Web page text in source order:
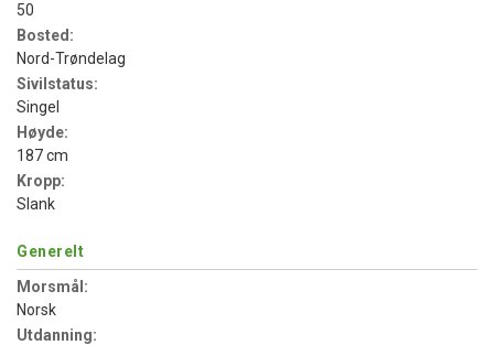
50
Bosted:
Nord-Trøndelag
Sivilstatus:
Singel
Høyde:
187 cm
Kropp:
Slank
Generelt
Morsmål:
Norsk
Utdanning: